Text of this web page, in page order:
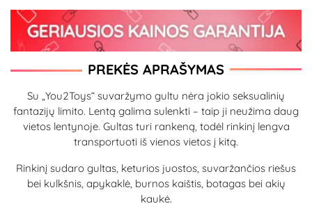
PREKĖS APRAŠYMAS
Su „You2Toys“ suvaržymo gultu nėra jokio seksualinių
fantazijų limito. Lentą galima sulenkti – taip ji neužima daug
vietos lentynoje. Gultas turi rankeną, todėl rinkinį lengva
transportuoti iš vienos vietos į kitą.
Rinkinį sudaro gultas, keturios juostos, suvaržančios riešus
bei kulkšnis, apykaklė, burnos kaištis, botagas bei akių
kaukė.